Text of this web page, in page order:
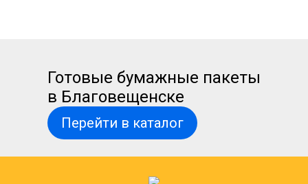
Готовые бумажные пакеты
в Благовещенске
Перейти в каталог